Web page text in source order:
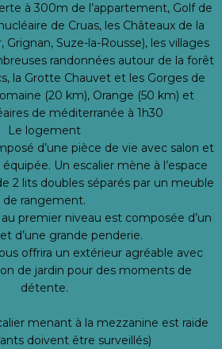
à 300m de l’appartement, Golf de
de Cruas, les Châteaux de la
Suze-la-Rousse), les villages
randonnées autour de la forêt
la Grotte Chauvet et les Gorges de
(20 km), Orange (50 km) et
de méditerranée à 1h30
Le logement
d’une pièce de vie avec salon et
Un escalier mène à l’espace
2 lits doubles séparés par un meuble
de rangement.
premier niveau est composée d’un
d’une grande penderie.
offrira un extérieur agréable avec
de jardin pour des moments de
détente.
menant à la mezzanine est raide
doivent être surveillés)